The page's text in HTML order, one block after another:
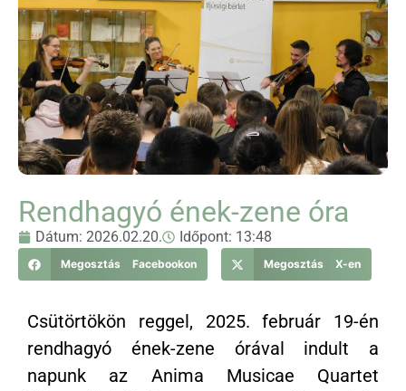
Rendhagyó ének-zene óra
Dátum: 2026.02.20. Időpont: 13:48
Megosztás Facebookon Megosztás X-en
Csütörtökön reggel, 2025. február 19-én
rendhagyó ének-zene órával indult a
napunk az Anima Musicae Quartet